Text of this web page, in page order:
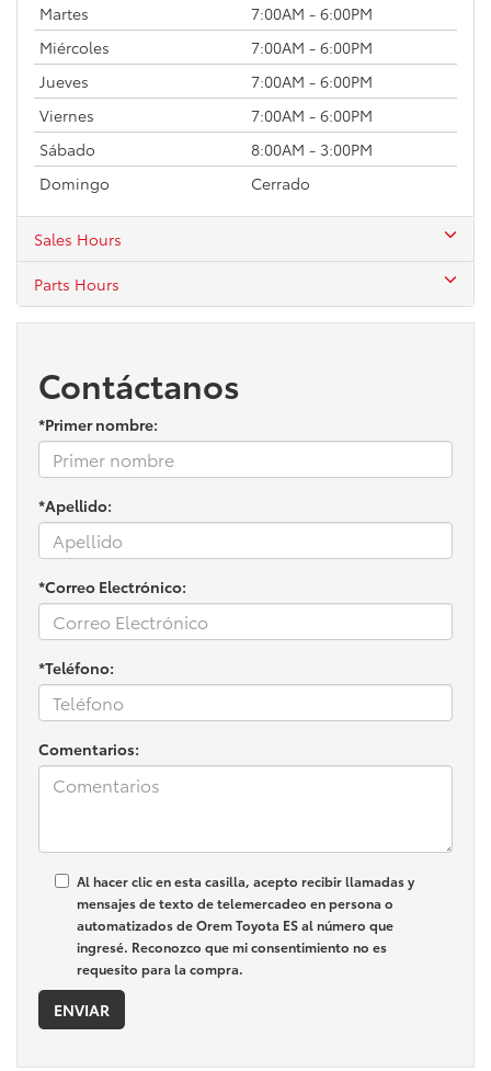
Martes
7:00AM - 6:00PM
Miércoles
7:00AM - 6:00PM
Jueves
7:00AM - 6:00PM
Viernes
7:00AM - 6:00PM
Sábado
8:00AM - 3:00PM
Domingo
Cerrado
Sales Hours
Parts Hours
Contáctanos
*Primer nombre:
*Apellido:
*Correo Electrónico:
*Teléfono:
Comentarios:
Al hacer clic en esta casilla, acepto recibir llamadas y
mensajes de texto de telemercadeo en persona o
automatizados de Orem Toyota ES al número que
ingresé. Reconozco que mi consentimiento no es
requesito para la compra.